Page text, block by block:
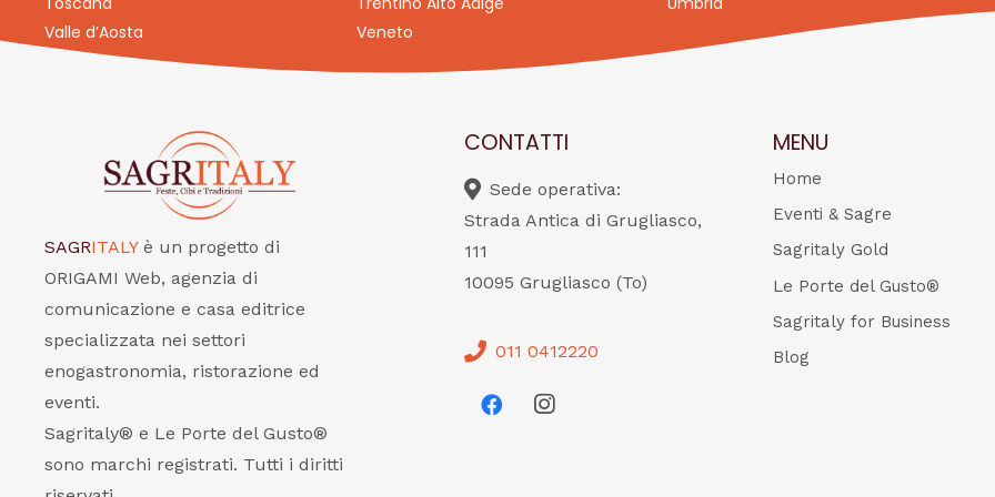
Valle d’Aosta
Veneto
SAGRITALY è un progetto di
ORIGAMI Web, agenzia di
comunicazione e casa editrice
specializzata nei settori
enogastronomia, ristorazione ed
eventi.
Sagritaly® e Le Porte del Gusto®
sono marchi registrati. Tutti i diritti
CONTATTI
Sede operativa:
Strada Antica di Grugliasco,
111
10095 Grugliasco (To)
011 0412220
MENU
Home
Eventi & Sagre
Sagritaly Gold
Le Porte del Gusto®
Sagritaly for Business
Blog